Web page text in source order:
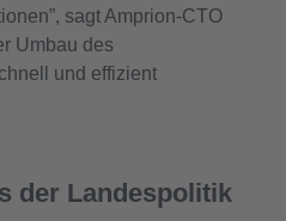
sagt Amprion-CTO
Umbau des
und effizient
der Landespolitik